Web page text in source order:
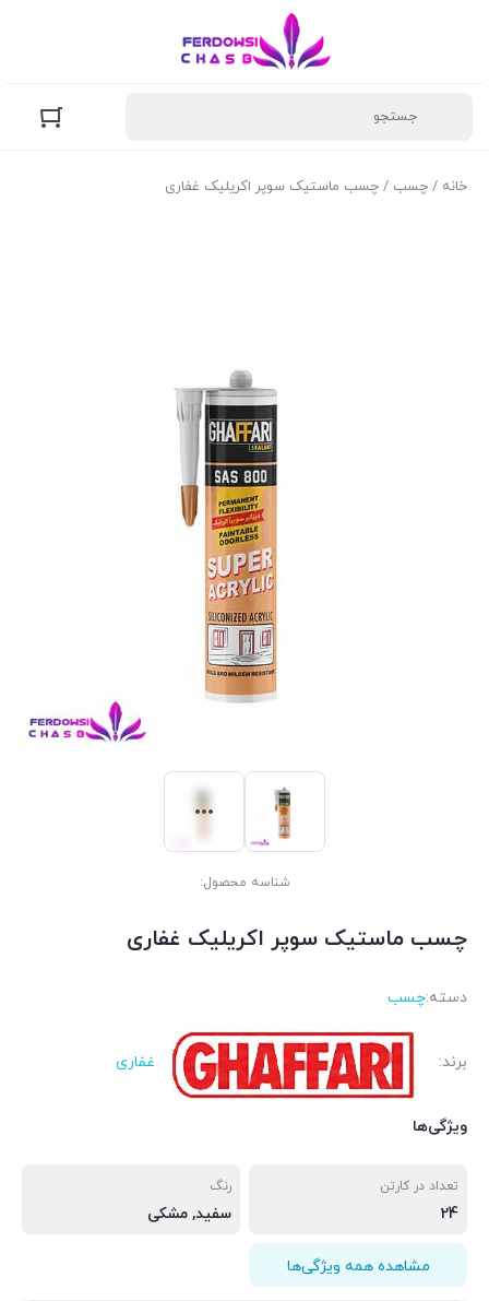
خانه / چسب / چسب ماستیک سوپر اکریلیک غفاری
شناسه محصول:
چسب ماستیک سوپر اکریلیک غفاری
دسته:چسب
برند: غفاری
ویژگی‌ها
تعداد در کارتن
24
رنگ
سفید, مشکی
مشاهده همه ویژگی‌ها